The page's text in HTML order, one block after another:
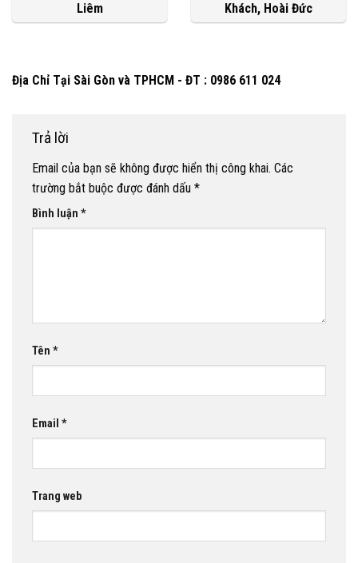
Liêm
Khách, Hoài Đức
Địa Chỉ Tại Sài Gòn và TPHCM - ĐT : 0986 611 024
Trả lời
Email của bạn sẽ không được hiển thị công khai. Các
trường bắt buộc được đánh dấu *
Bình luận *
Tên *
Email *
Trang web